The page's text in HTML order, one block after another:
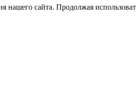
сайта. Продолжая